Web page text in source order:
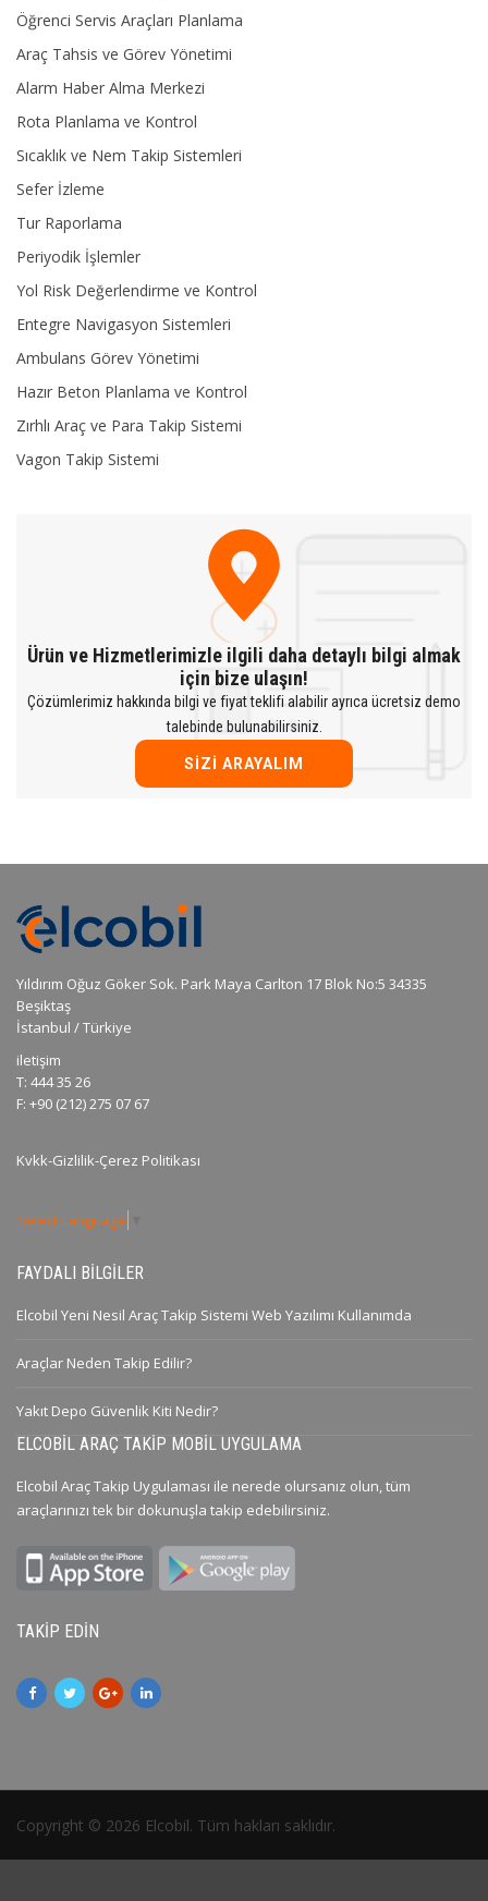
Öğrenci Servis Araçları Planlama
Araç Tahsis ve Görev Yönetimi
Alarm Haber Alma Merkezi
Rota Planlama ve Kontrol
Sıcaklık ve Nem Takip Sistemleri
Sefer İzleme
Tur Raporlama
Periyodik İşlemler
Yol Risk Değerlendirme ve Kontrol
Entegre Navigasyon Sistemleri
Ambulans Görev Yönetimi
Hazır Beton Planlama ve Kontrol
Zırhlı Araç ve Para Takip Sistemi
Vagon Takip Sistemi
Ürün ve Hizmetlerimizle ilgili daha detaylı bilgi almak
için bize ulaşın!
Çözümlerimiz hakkında bilgi ve fiyat teklifi alabilir ayrıca ücretsiz demo
talebinde bulunabilirsiniz.
SIZI ARAYALIM
Yıldırım Oğuz Göker Sok. Park Maya Carlton 17 Blok No:5 34335
Beşiktaş
İstanbul / Türkiye
iletişim
T: 444 35 26
F: +90 (212) 275 07 67
Kvkk-Gizlilik-Çerez Politikası
Select Language
FAYDALI BILGILER
Elcobil Yeni Nesil Araç Takip Sistemi Web Yazılımı Kullanımda
Araçlar Neden Takip Edilir?
Yakıt Depo Güvenlik Kiti Nedir?
ELCOBIL ARAÇ TAKIP MOBIL UYGULAMA
Elcobil Araç Takip Uygulaması ile nerede olursanız olun, tüm
araçlarınızı tek bir dokunuşla takip edebilirsiniz.
TAKIP EDIN
Copyright © 2026 Elcobil. Tüm hakları saklıdır.